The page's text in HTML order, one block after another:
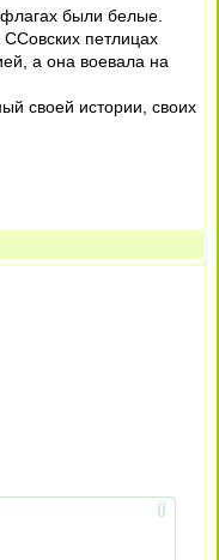
были белые.
петлицах
а она воевала на
своей истории, своих